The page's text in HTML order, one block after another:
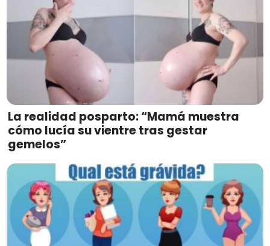
La realidad posparto: “Mamá muestra
cómo lucía su vientre tras gestar
gemelos”